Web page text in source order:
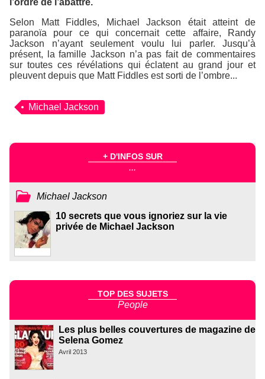
l’ordre de l’abattre.
Selon Matt Fiddles, Michael Jackson était atteint de
paranoïa pour ce qui concernait cette affaire, Randy
Jackson n’ayant seulement voulu lui parler. Jusqu’à
présent, la famille Jackson n’a pas fait de commentaires
sur toutes ces révélations qui éclatent au grand jour et
pleuvent depuis que Matt Fiddles est sorti de l’ombre...
Michael Jackson
+ D'INFOS SUR
...
Michael Jackson
10 secrets que vous ignoriez sur la vie
privée de Michael Jackson
TOP DES SUJETS
People
Les plus belles couvertures de magazine de
Selena Gomez
Avril 2013